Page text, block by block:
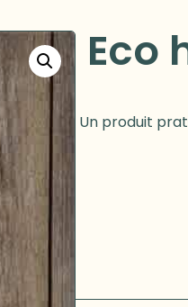
Eco
Un produit